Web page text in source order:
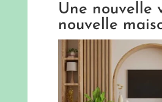
Une nouvelle
nouvelle